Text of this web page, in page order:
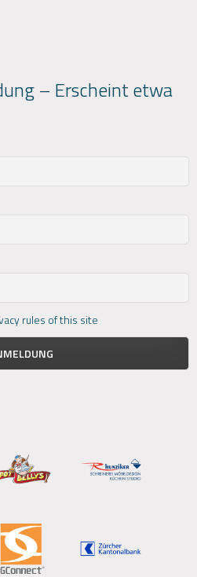
– Erscheint etwa
rules of this site